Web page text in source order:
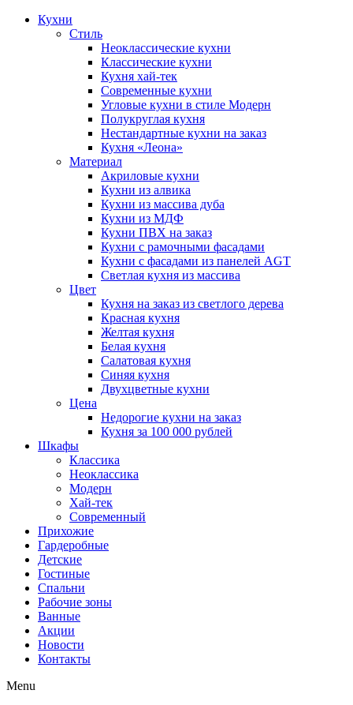
Кухни
Стиль
Неоклассические кухни
Классические кухни
Кухня хай-тек
Современные кухни
Угловые кухни в стиле Модерн
Полукруглая кухня
Нестандартные кухни на заказ
Кухня «Леона»
Материал
Акриловые кухни
Кухни из алвика
Кухни из массива дуба
Кухни из МДФ
Кухни ПВХ на заказ
Кухни с рамочными фасадами
Кухни с фасадами из панелей AGT
Светлая кухня из массива
Цвет
Кухня на заказ из светлого дерева
Красная кухня
Желтая кухня
Белая кухня
Салатовая кухня
Синяя кухня
Двухцветные кухни
Цена
Недорогие кухни на заказ
Кухня за 100 000 рублей
Шкафы
Классика
Неоклассика
Модерн
Хай-тек
Современный
Прихожие
Гардеробные
Детские
Гостиные
Спальни
Рабочие зоны
Ванные
Акции
Новости
Контакты
Menu